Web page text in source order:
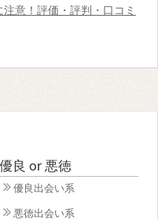
意！評価・評判・口コミ
優良 or 悪徳
優良出会い系
悪徳出会い系